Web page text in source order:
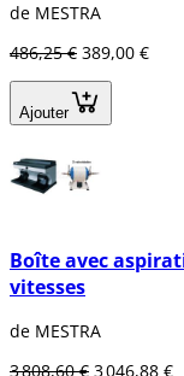
de MESTRA
486,25 € 389,00 €
Ajouter
Boîte avec
vitesses
de MESTRA
3 808,60 € 3 046,88 €